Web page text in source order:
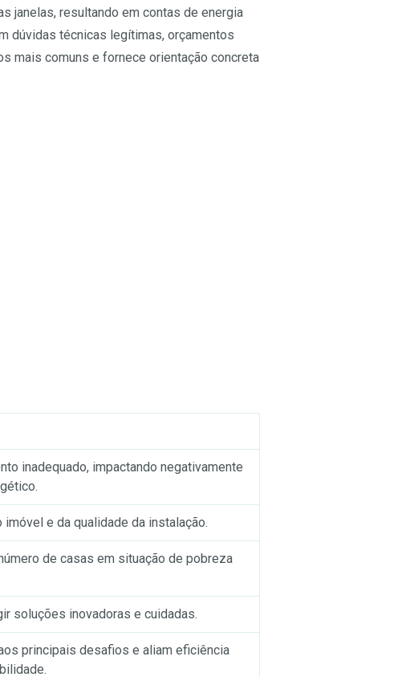
janelas, resultando em contas de energia
dúvidas técnicas legítimas, orçamentos
mais comuns e fornece orientação concreta
inadequado, impactando negativamente
e da qualidade da instalação.
de casas em situação de pobreza
soluções inovadoras e cuidadas.
principais desafios e aliam eficiência